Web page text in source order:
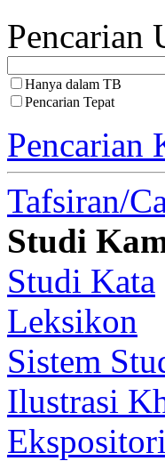
Pencarian
Hanya dalam TB
Pencarian Tepat
Pencarian
Tafsiran/
Studi
Studi Kata
Leksikon
Sistem
Ilustrasi
Ekspositori